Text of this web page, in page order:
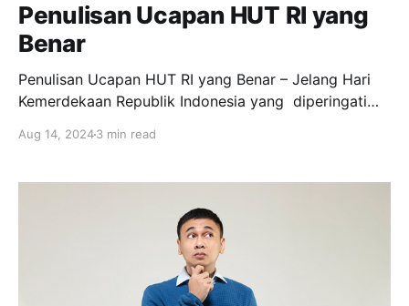
Penulisan Ucapan HUT RI yang
Benar
Penulisan Ucapan HUT RI yang Benar – Jelang Hari
Kemerdekaan Republik Indonesia yang diperingati
membuat konten ucapan HUT RI. Begini cara
ucapan HUT RI dengan menuliskan kata-kata di
Aug 14, 20243 min read